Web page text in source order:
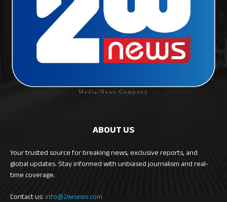
Media/News Company
ABOUT US
Your trusted source for breaking news, exclusive reports, and
global updates. Stay informed with unbiased journalism and real-
time coverage.
Contact us:info@2wnews.com